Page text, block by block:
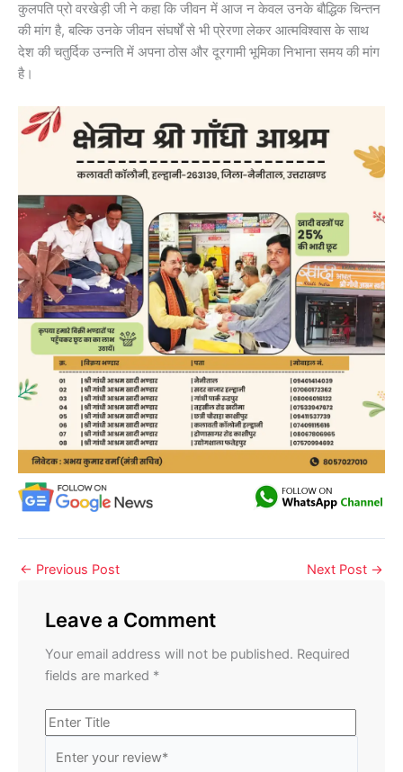
कुलपति प्रो वरखेड़ी जी ने कहा कि जीवन में आज न केवल उनके बौद्धिक चिन्तन
की मांग है, बल्कि उनके जीवन संघर्षों से भी प्रेरणा लेकर आत्मविश्वास के साथ
देश की चतुर्दिक उन्नति में अपना ठोस और दूरगामी भूमिका निभाना समय की मांग
है।
← Previous Post Next Post →
Leave a Comment
Your email address will not be published. Required
fields are marked *